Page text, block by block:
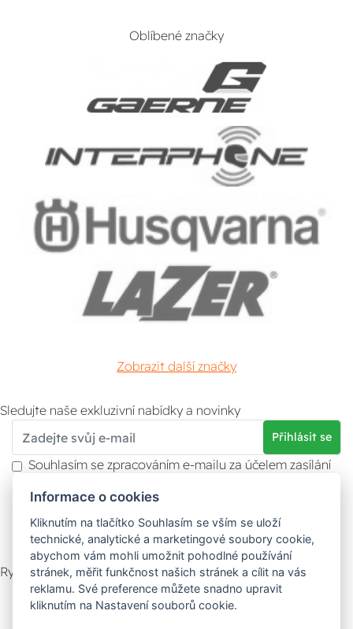
Oblíbené značky
Zobrazit další značky
Sledujte naše exkluzivní nabídky a novinky
Přihlásit se
Souhlasím se zpracováním e-mailu za účelem zasílání
Více informací naleznete v
údajů . Souhlas můžete kdykoliv odvolat.
Rychlý kontakt
Zákaznický servis Vyzvednutí zboží
Informace o cookies
Kliknutím na tlačítko Souhlasím se vším se uloží
technické, analytické a marketingové soubory cookie,
abychom vám mohli umožnit pohodlné používání
stránek, měřit funkčnost našich stránek a cílit na vás
reklamu. Své preference můžete snadno upravit
kliknutím na Nastavení souborů cookie.